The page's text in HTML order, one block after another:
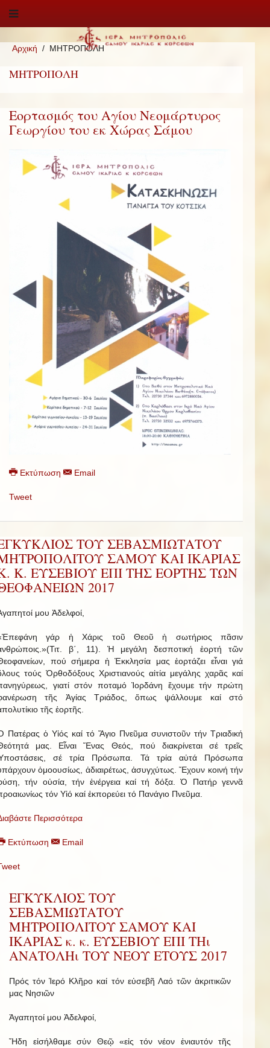
Αρχική ΜΗΤΡΟΠΟΛΗ
ΜΗΤΡΟΠΟΛΗ
Εορτασμός του Αγίου Νεομάρτυρος
Γεωργίου του εκ Χώρας Σάμου
Εκτύπωση Email
Tweet
ΤΟΥ ΣΕΒΑΣΜΙΩΤΑΤΟΥ
ΣΑΜΟΥ ΚΑΙ ΙΚΑΡΙΑΣ
Κ. ΕΥΣΕΒΙΟΥ ΕΠΙ ΤΗΣ ΕΟΡΤΗΣ ΤΩΝ
2017
μου Ἀδελφοί,
γάρ ἡ Χάρις τοῦ Θεοῦ ἡ σωτήριος πᾶσιν
β΄, 11). Ἡ μεγάλη δεσποτική ἑορτή τῶν
πού σήμερα ἡ Ἐκκλησία μας ἑορτάζει εἶναι γιά
τούς Ὀρθοδόξους Χριστιανούς αἰτία μεγάλης χαρᾶς καί
γιατί στόν ποταμό Ἰορδάνη ἔχουμε τήν πρώτη
τῆς Ἁγίας Τριάδος, ὅπως ψάλλουμε καί στό
τῆς ἑορτῆς.
Πατέρας ὁ Υἱός καί τό Ἅγιο Πνεῦμα συνιστοῦν τήν Τριαδική
μας. Εἶναι Ἕνας Θεός, πού διακρίνεται σέ τρεῖς
σέ τρία Πρόσωπα. Τά τρία αὐτά Πρόσωπα
ὁμοουσίως, ἀδιαιρέτως, ἀσυγχύτως. Ἔχουν κοινή τήν
τήν οὐσία, τήν ἐνέργεια καί τή δόξα. Ὁ Πατήρ γεννᾶ
τόν Υἱό καί ἐκπορεύει τό Πανάγιο Πνεῦμα.
Περισσότερα
Εκτύπωση Email
ΕΓΚΥΚΛΙΟΣ ΤΟΥ
ΣΕΒΑΣΜΙΩΤΑΤΟΥ
ΜΗΤΡΟΠΟΛΙΤΟΥ ΣΑΜΟΥ ΚΑΙ
ΙΚΑΡΙΑΣ κ. κ. ΕΥΣΕΒΙΟΥ ΕΠΙ ΤΗι
ΑΝΑΤΟΛΗι ΤΟΥ ΝΕΟΥ ΕΤΟΥΣ 2017
Πρός τόν Ἱερό Κλῆρο καί τόν εὐσεβῆ Λαό τῶν ἀκριτικῶν
μας Νησιῶν
Ἀγαπητοί μου Ἀδελφοί,
Ἤδη εἰσήλθαμε σύν Θεῷ «εἰς τόν νέον ἐνιαυτόν τῆς